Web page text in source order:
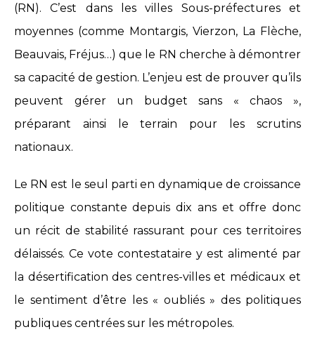
(RN). C’est dans les villes Sous-préfectures et
moyennes (comme Montargis, Vierzon, La Flèche,
Beauvais, Fréjus…) que le RN cherche à démontrer
sa capacité de gestion. L’enjeu est de prouver qu’ils
peuvent gérer un budget sans « chaos »,
préparant ainsi le terrain pour les scrutins
nationaux.
Le RN est le seul parti en dynamique de croissance
politique constante depuis dix ans et offre donc
un récit de stabilité rassurant pour ces territoires
délaissés. Ce vote contestataire y est alimenté par
la désertification des centres-villes et médicaux et
le sentiment d’être les « oubliés » des politiques
publiques centrées sur les métropoles.